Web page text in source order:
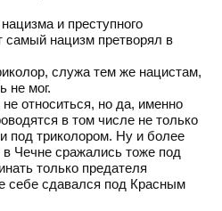
и преступного
самый нацизм претворял в
служа тем же нацистам,
не мог.
относиться, но да, именно
в том числе не только
под триколором. Ну и более
Чечне сражались тоже под
только предателя
себе сдавался под Красным